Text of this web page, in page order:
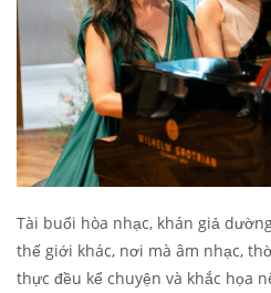
Tài buổi hòa nhạc, khán giả
thế giới khác, nơi mà âm nhạc,
thực đều kể chuyện và khắc họa